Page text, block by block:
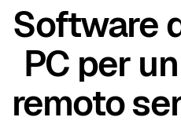
Software
PC per
remoto